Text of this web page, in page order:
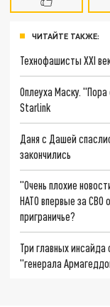
ЧИТАЙТЕ ТАКЖЕ:
Технофашисты XXI
Оплеуха Маску.
Starlink
Даня с Дашей
закончились
"Очень плохие
НАТО впервые за СВО
приграничье?
Три главных
"генерала